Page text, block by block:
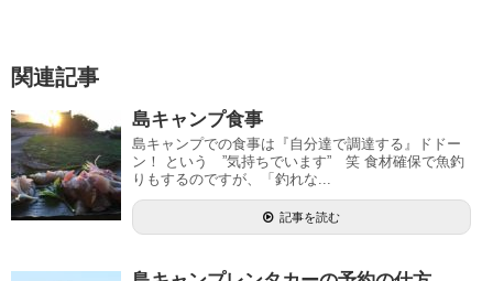
関連記事
島キャンプ食事
島キャンプでの食事は『自分達で調達する』ドドー
ン！ という ”気持ちでいます” 笑 食材確保で魚釣
りもするのですが、「釣れな...
記事を読む